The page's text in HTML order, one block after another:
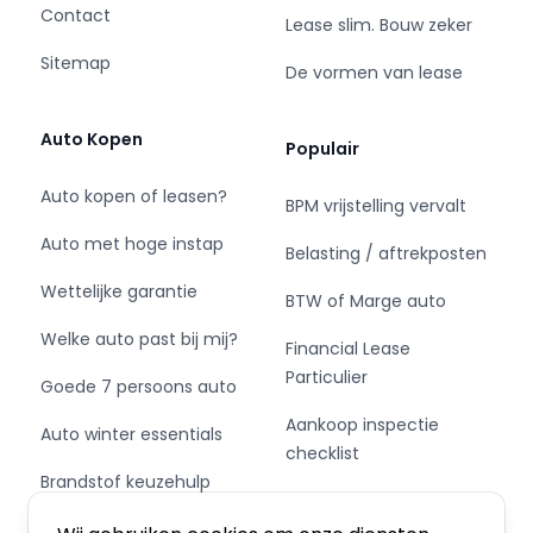
Wij begrijpen als geen ander dat een
bedrijfswagen aanschaffen een hele uitgave is
en soms niet gelegen komt.
Dus bent u opzoek naar uw bedrijfswagen dan
adres!
Contact
Sitemap
Auto Kopen
Auto kopen of leasen?
Auto met hoge instap
Wettelijke garantie
Welke auto past bij mij?
Goede 7 persoons auto
Auto winter essentials
Brandstof keuzehulp
Lease slim. Bouw zeker
De vormen van lease
Populair
BPM vrijstelling vervalt
Belasting / aftrekposten
BTW of Marge auto
Financial Lease
Particulier
Aankoop inspectie
checklist
Private Leasen,